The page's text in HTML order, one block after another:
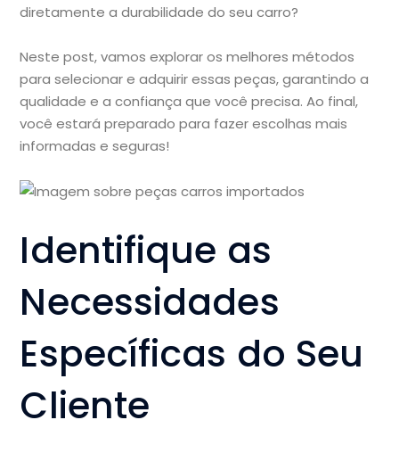
diretamente a durabilidade do seu carro?
Neste post, vamos explorar os melhores métodos
para selecionar e adquirir essas peças, garantindo a
qualidade e a confiança que você precisa. Ao final,
você estará preparado para fazer escolhas mais
informadas e seguras!
Identifique as
Necessidades
Específicas do Seu
Cliente